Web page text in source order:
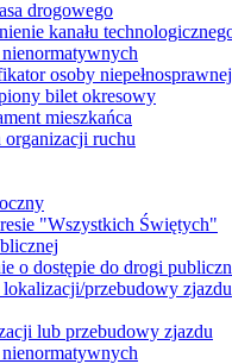
drogowego
kanału
osoby niepełnosprawnej
bilet okresowy
mieszkańca
ruchu
"Wszystkich Świętych"
o dostępie do drogi
przebudowy zjazdu
lub przebudowy zjazdu